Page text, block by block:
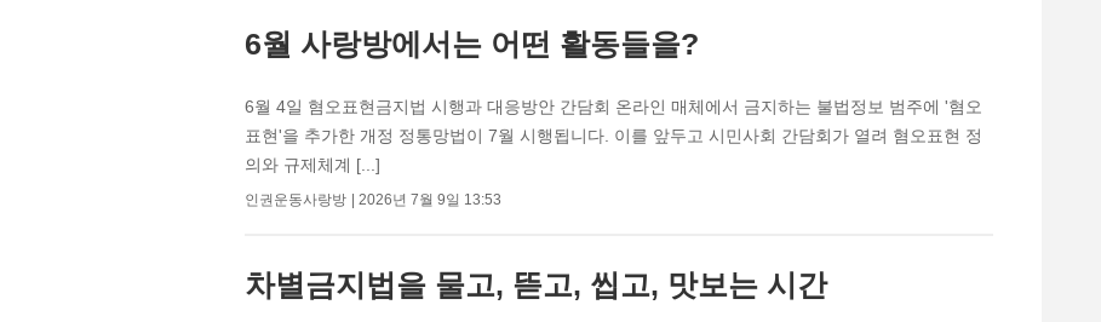
6월 사랑방에서는 어떤 활동들을?
6월 4일 혐오표현금지법 시행과 대응방안 간담회 온라인 매체에서 금지하는 불법정보 범주에 '혐오
표현'을 추가한 개정 정통망법이 7월 시행됩니다. 이를 앞두고 시민사회 간담회가 열려 혐오표현 정
의와 규제체계 [...]
인권운동사랑방 2026년 7월 9일 13:53
차별금지법을 물고, 뜯고, 씹고, 맛보는 시간